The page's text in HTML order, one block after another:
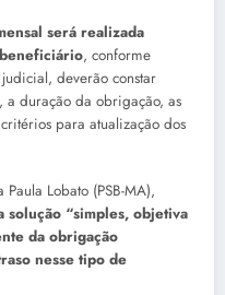
será realizada
, conforme
deverão constar
a duração da obrigação, as
para atualização dos
Lobato (PSB-MA),
solução “simples, objetiva
da obrigação
nesse tipo de